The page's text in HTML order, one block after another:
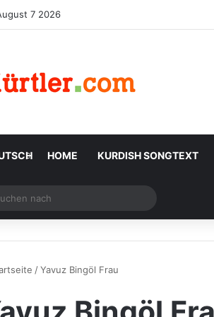
7 2026
HOME KURDISH SONGTEXT
Artikel
nach
/Yavuz Bingöl Frau